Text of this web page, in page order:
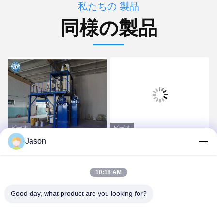
私たちの 製品
同様の製品
ビデオ
壁のパテのための半自動
8T/Hタイルの付着力機械
最良 の 価格 を 入手 する
ビデオ
砂のセメントの添加物の
混合のための産業ミキサ
最良 の 価格 を 入手 する
Jason
10:18 AM
Good day, what product are you looking for?